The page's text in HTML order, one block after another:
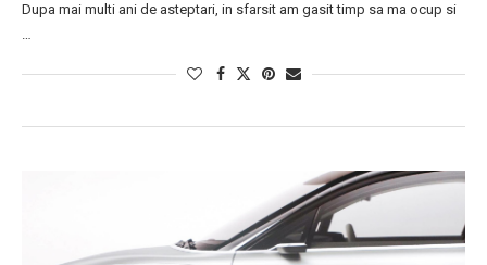
Dupa mai multi ani de asteptari, in sfarsit am gasit timp sa ma ocup si
…